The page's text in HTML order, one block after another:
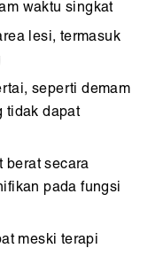
waktu singkat
lesi, termasuk
seperti demam
tidak dapat
berat secara
pada fungsi
meski terapi